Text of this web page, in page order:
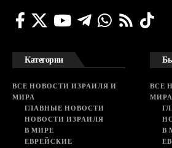
Категории
ВСЕ НОВОСТИ ИЗРАИЛЯ И
МИРА
ГЛАВНЫЕ НОВОСТИ
НОВОСТИ ИЗРАИЛЯ
В МИРЕ
ЕВРЕЙСКИЕ
ВСЕ
МИРА
В